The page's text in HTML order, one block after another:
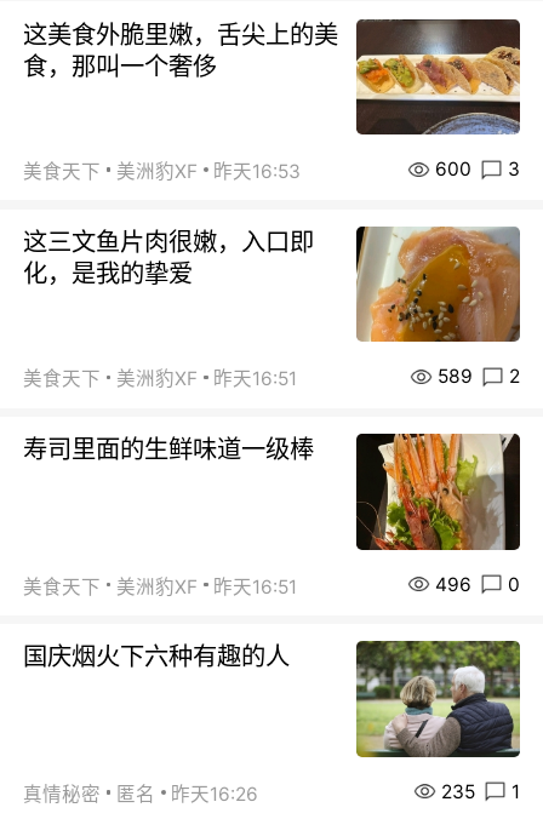
这美食外脆里嫩，舌尖上的美
食，那叫一个奢侈
美食天下 美洲豹XF 昨天16:53 600 3
这三文鱼片肉很嫩，入口即
化，是我的挚爱
美食天下 美洲豹XF 昨天16:51 589 2
寿司里面的生鲜味道一级棒
美食天下 美洲豹XF 昨天16:51 496 0
国庆烟火下六种有趣的人
真情秘密 匿名 昨天16:26 235 1